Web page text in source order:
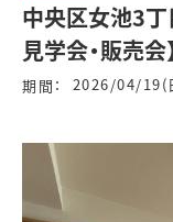
中央区女池3
見学会・販売会】
期間： 2026/04/19(